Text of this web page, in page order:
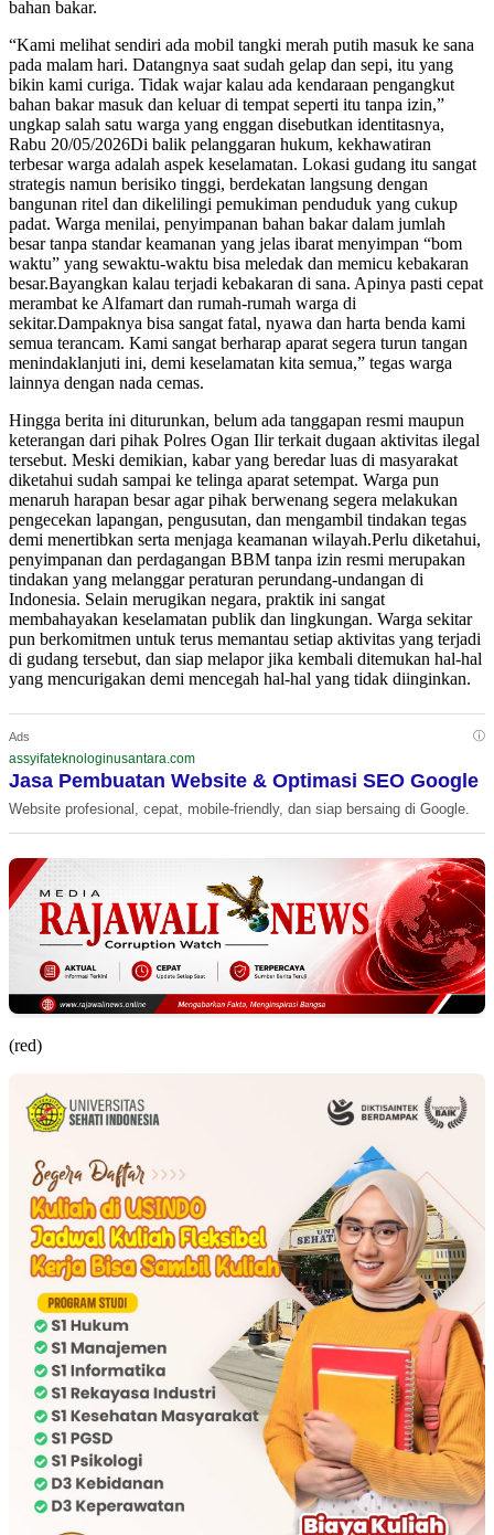
bahan bakar.
“Kami melihat sendiri ada mobil tangki merah putih masuk ke sana
pada malam hari. Datangnya saat sudah gelap dan sepi, itu yang
bikin kami curiga. Tidak wajar kalau ada kendaraan pengangkut
bahan bakar masuk dan keluar di tempat seperti itu tanpa izin,”
ungkap salah satu warga yang enggan disebutkan identitasnya,
Rabu 20/05/2026Di balik pelanggaran hukum, kekhawatiran
terbesar warga adalah aspek keselamatan. Lokasi gudang itu sangat
strategis namun berisiko tinggi, berdekatan langsung dengan
bangunan ritel dan dikelilingi pemukiman penduduk yang cukup
padat. Warga menilai, penyimpanan bahan bakar dalam jumlah
besar tanpa standar keamanan yang jelas ibarat menyimpan “bom
waktu” yang sewaktu-waktu bisa meledak dan memicu kebakaran
besar.Bayangkan kalau terjadi kebakaran di sana. Apinya pasti cepat
merambat ke Alfamart dan rumah-rumah warga di
sekitar.Dampaknya bisa sangat fatal, nyawa dan harta benda kami
semua terancam. Kami sangat berharap aparat segera turun tangan
menindaklanjuti ini, demi keselamatan kita semua,” tegas warga
lainnya dengan nada cemas.
Hingga berita ini diturunkan, belum ada tanggapan resmi maupun
keterangan dari pihak Polres Ogan Ilir terkait dugaan aktivitas ilegal
tersebut. Meski demikian, kabar yang beredar luas di masyarakat
diketahui sudah sampai ke telinga aparat setempat. Warga pun
menaruh harapan besar agar pihak berwenang segera melakukan
pengecekan lapangan, pengusutan, dan mengambil tindakan tegas
demi menertibkan serta menjaga keamanan wilayah.Perlu diketahui,
penyimpanan dan perdagangan BBM tanpa izin resmi merupakan
tindakan yang melanggar peraturan perundang-undangan di
Indonesia. Selain merugikan negara, praktik ini sangat
membahayakan keselamatan publik dan lingkungan. Warga sekitar
pun berkomitmen untuk terus memantau setiap aktivitas yang terjadi
di gudang tersebut, dan siap melapor jika kembali ditemukan hal-hal
yang mencurigakan demi mencegah hal-hal yang tidak diinginkan.
Ads ⓘ
assyifateknologinusantara.com
Jasa Pembuatan Website & Optimasi SEO Google
Website profesional, cepat, mobile-friendly, dan siap bersaing di Google.
(red)